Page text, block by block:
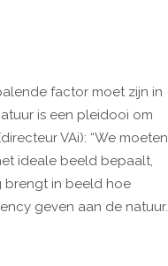
factor moet zijn in
is een pleidooi om
VAi): “We moeten
ideale beeld bepaalt,
brengt in beeld hoe
geven aan de natuur.